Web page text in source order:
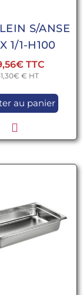
S/ANSE
1/1-H100
€
€ € HT
au panier